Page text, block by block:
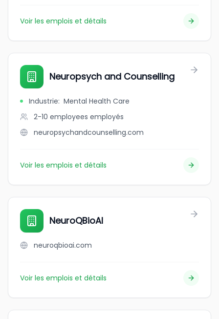
Voir les emplois et détails
Neuropsych and Counselling
Industrie: Mental Health Care
2-10 employees employés
neuropsychandcounselling.com
Voir les emplois et détails
NeuroQBioAI
neuroqbioai.com
Voir les emplois et détails